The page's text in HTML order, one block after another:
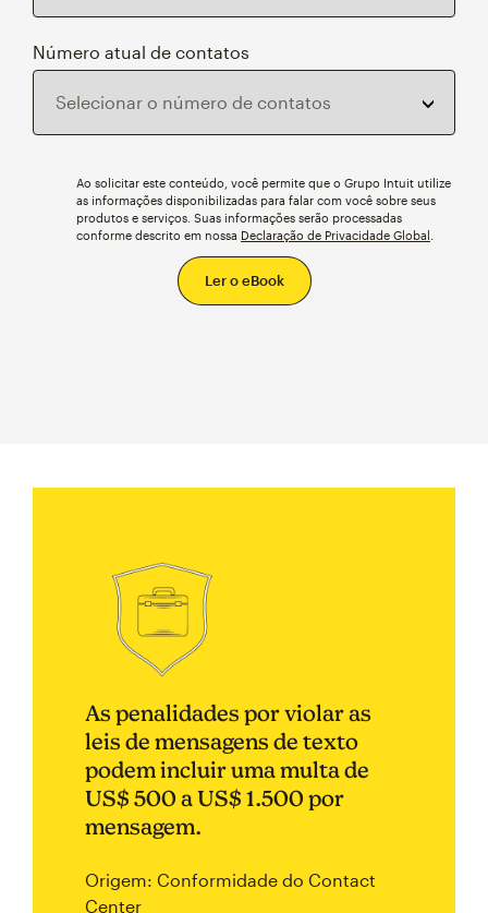
Número atual de contatos
Ao solicitar este conteúdo, você permite que o Grupo Intuit utilize
as informações disponibilizadas para falar com você sobre seus
produtos e serviços. Suas informações serão processadas
conforme descrito em nossa Declaração de Privacidade Global
As penalidades por violar as
leis de mensagens de texto
podem incluir uma multa de
US$ 500 a US$ 1.500 por
mensagem.
Origem: Conformidade do Contact
Center